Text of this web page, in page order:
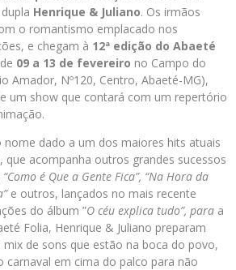
Henrique & Juliano. Os irmãos
o romantismo emplacado nos
e chegam à 12ª edição do Abaeté
09 a 13 de fevereiro no Campo do
Amador, Nº120, Centro, Abaeté-MG),
um show que contará com um repertório
nome dado a um dos maiores hits atuais
que acompanha outros grandes sucessos
“Como é Que a Gente Fica”, “Na Hora da
e outros, lançados no mais recente
do álbum ”O céu explica tudo”, para a
Folia, Henrique & Juliano preparam
de sons que estão na boca do povo,
carnaval em cima do palco para não